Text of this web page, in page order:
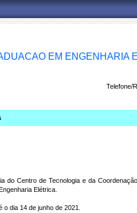
EM ENGENHARIA
Telefone/
Centro de Tecnologia e da
Elétrica.
dia 14 de junho de 2021.